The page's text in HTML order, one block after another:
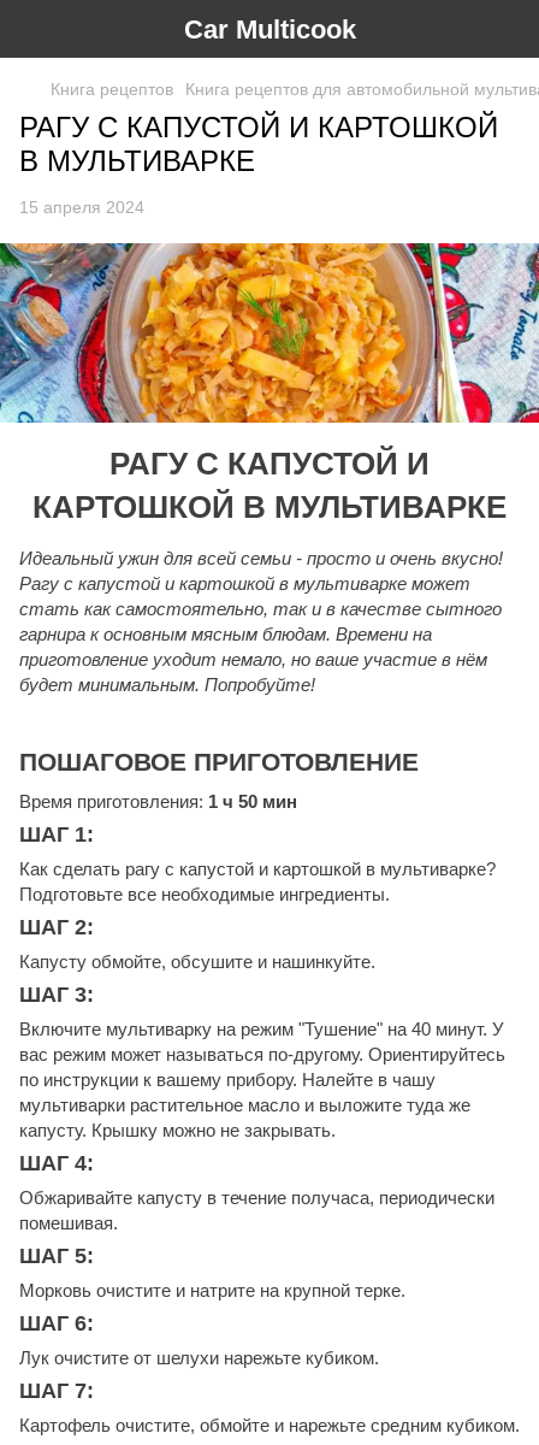
Car Multicook
Книга рецептов Книга рецептов для автомобильной
РАГУ С КАПУСТОЙ И КАРТОШКОЙ
В МУЛЬТИВАРКЕ
15 апреля 2024
РАГУ С КАПУСТОЙ И
КАРТОШКОЙ В МУЛЬТИВАРКЕ
Идеальный ужин для всей семьи - просто и очень вкусно!
Рагу с капустой и картошкой в мультиварке может
стать как самостоятельно, так и в качестве сытного
гарнира к основным мясным блюдам. Времени на
приготовление уходит немало, но ваше участие в нём
будет минимальным. Попробуйте!
ПОШАГОВОЕ ПРИГОТОВЛЕНИЕ
Время приготовления: 1 ч 50 мин
ШАГ 1:
Как сделать рагу с капустой и картошкой в мультиварке?
Подготовьте все необходимые ингредиенты.
ШАГ 2:
Капусту обмойте, обсушите и нашинкуйте.
ШАГ 3:
Включите мультиварку на режим "Тушение" на 40 минут. У
вас режим может называться по-другому. Ориентируйтесь
по инструкции к вашему прибору. Налейте в чашу
мультиварки растительное масло и выложите туда же
капусту. Крышку можно не закрывать.
ШАГ 4:
Обжаривайте капусту в течение получаса, периодически
помешивая.
ШАГ 5:
Морковь очистите и натрите на крупной терке.
ШАГ 6:
Лук очистите от шелухи нарежьте кубиком.
ШАГ 7:
Картофель очистите, обмойте и нарежьте средним кубиком.